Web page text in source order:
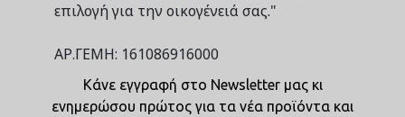
επιλογή για την οικογένειά σας."
ΑΡ.ΓΕΜΗ: 161086916000
Κάνε εγγραφή στο Newsletter μας κι
ενημερώσου πρώτος για τα νέα προϊόντα και